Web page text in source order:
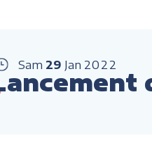
Sam 29 Jan 2022